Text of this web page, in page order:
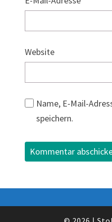
Website
Name, E-Mail-
speichern.